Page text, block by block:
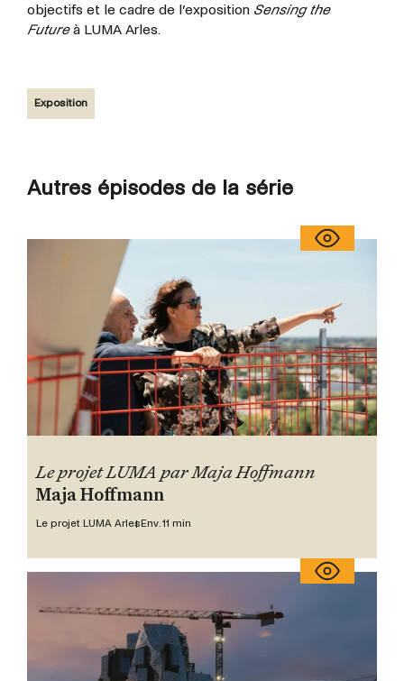
objectifs et le cadre de l’exposition Sensing the
Futureà LUMA Arles.
Exposition
Autres épisodes de la série
Le projet LUMA par Maja Hoffmann
Maja Hoffmann
Le projet LUMA ArlesEnv. 11 min